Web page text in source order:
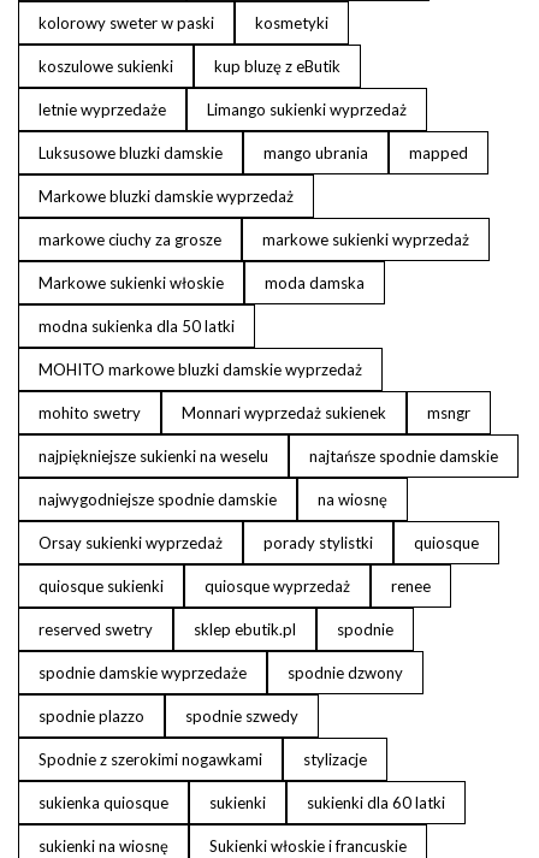
kolorowy sweter w paski kosmetyki
koszulowe sukienki kup bluzę z eButik
letnie wyprzedaże Limango sukienki wyprzedaż
Luksusowe bluzki damskie mango ubrania mapped
Markowe bluzki damskie wyprzedaż
markowe ciuchy za grosze markowe sukienki wyprzedaż
Markowe sukienki włoskie moda damska
modna sukienka dla 50 latki
MOHITO markowe bluzki damskie wyprzedaż
mohito swetry Monnari wyprzedaż sukienek msngr
najpiękniejsze sukienki na weselu najtańsze spodnie damskie
najwygodniejsze spodnie damskie na wiosnę
Orsay sukienki wyprzedaż porady stylistki quiosque
quiosque sukienki quiosque wyprzedaż renee
reserved swetry sklep ebutik.pl spodnie
spodnie damskie wyprzedaże spodnie dzwony
spodnie plazzo spodnie szwedy
Spodnie z szerokimi nogawkami stylizacje
sukienka quiosque sukienki sukienki dla 60 latki
sukienki na wiosnę Sukienki włoskie i francuskie